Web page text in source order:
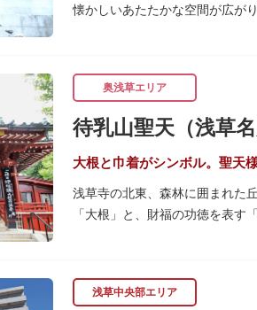
懐かしいあたたかな空間が広がり
早朝6時から営業しており、す
店頭の屋根瓦や格子型天井等も
ぜひゆったりとご覧ください。
奥浅草エリア
待乳山聖天（浅草
大根と巾着がシンボル。聖天
浅草寺の北東、森林に囲まれた
「大根」と、財福の功徳を表す
毎朝本堂で執り行われている
浅草中央部エリア